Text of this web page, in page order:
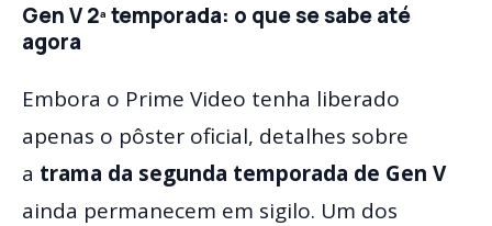
Gen V 2ª temporada: o que se sabe até
agora
Embora o Prime Video tenha liberado
apenas o pôster oficial, detalhes sobre
a trama da segunda temporada de Gen V
ainda permanecem em sigilo. Um dos